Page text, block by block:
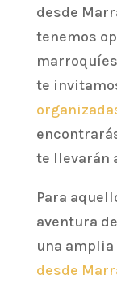
desde
tenemos
te
te llevarán
Para
aventura
una
desde